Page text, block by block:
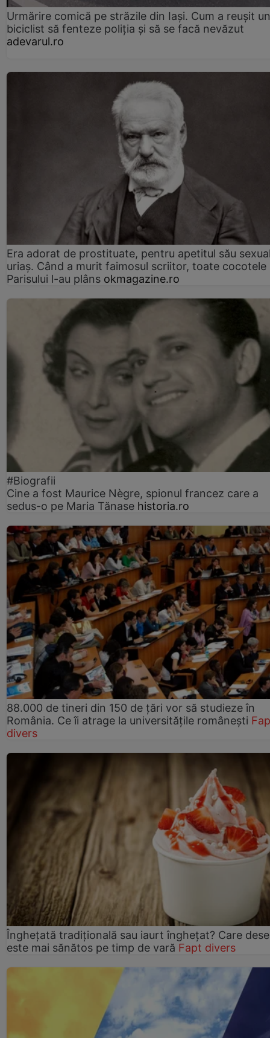
Urmărire comică pe străzile din Iași. Cum a reușit un
biciclist să fenteze poliția și să se facă nevăzut
adevarul.ro
Era adorat de prostituate, pentru apetitul său
uriaș. Când a murit faimosul scriitor, toate cocotele
Parisului l-au plâns okmagazine.ro
#Biografii
Cine a fost Maurice Nègre, spionul francez care a
sedus-o pe Maria Tănase historia.ro
88.000 de tineri din 150 de țări vor să studieze în
România. Ce îi atrage la universitățile românești
divers
Înghețată tradițională sau iaurt înghețat? Care
este mai sănătos pe timp de vară Fapt divers